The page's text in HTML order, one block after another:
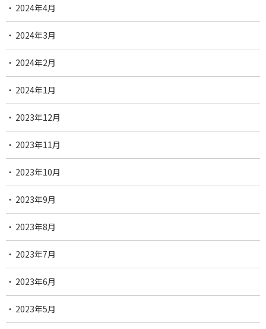
2024年4月
2024年3月
2024年2月
2024年1月
2023年12月
2023年11月
2023年10月
2023年9月
2023年8月
2023年7月
2023年6月
2023年5月